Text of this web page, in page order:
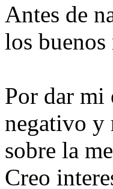
Antes de
los buenos
Por dar mi
negativo y
sobre la
Creo